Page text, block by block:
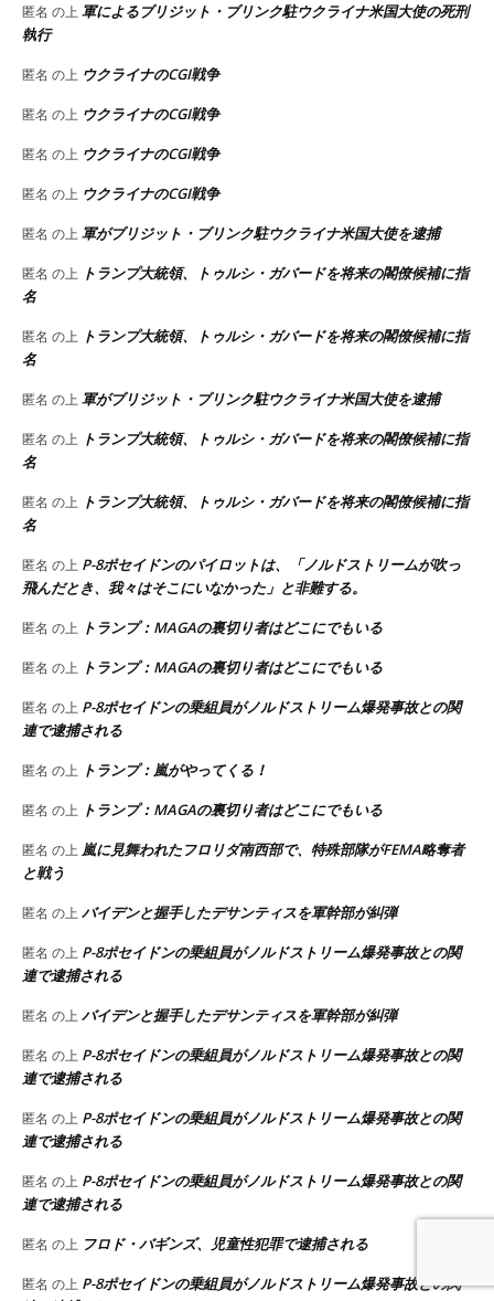
匿名 の上軍によるブリジット・ブリンク駐ウクライナ米国大使の死刑
執行
匿名 の上 ウクライナのCGI戦争
匿名 の上 ウクライナのCGI戦争
匿名 の上 ウクライナのCGI戦争
匿名 の上 ウクライナのCGI戦争
匿名 の上軍がブリジット・ブリンク駐ウクライナ米国大使を逮捕
匿名 の上 トランプ大統領、トゥルシ・ガバードを将来の閣僚候補に指
名
匿名 の上 トランプ大統領、トゥルシ・ガバードを将来の閣僚候補に指
名
匿名 の上軍がブリジット・ブリンク駐ウクライナ米国大使を逮捕
匿名 の上 トランプ大統領、トゥルシ・ガバードを将来の閣僚候補に指
名
匿名 の上 トランプ大統領、トゥルシ・ガバードを将来の閣僚候補に指
名
匿名 の上 P-8ポセイドンのパイロットは、「ノルドストリームが吹っ
飛んだとき、我々はそこにいなかった」と非難する。
匿名 の上 トランプ：MAGAの裏切り者はどこにでもいる
匿名 の上 トランプ：MAGAの裏切り者はどこにでもいる
匿名 の上 P-8ポセイドンの乗組員がノルドストリーム爆発事故との関
連で逮捕される
匿名 の上 トランプ：嵐がやってくる！
匿名 の上 トランプ：MAGAの裏切り者はどこにでもいる
匿名 の上 嵐に見舞われたフロリダ南西部で、特殊部隊がFEMA略奪者
と戦う
匿名 の上バイデンと握手したデサンティスを軍幹部が糾弾
匿名 の上 P-8ポセイドンの乗組員がノルドストリーム爆発事故との関
連で逮捕される
匿名 の上バイデンと握手したデサンティスを軍幹部が糾弾
匿名 の上 P-8ポセイドンの乗組員がノルドストリーム爆発事故との関
連で逮捕される
匿名 の上 P-8ポセイドンの乗組員がノルドストリーム爆発事故との関
連で逮捕される
匿名 の上 P-8ポセイドンの乗組員がノルドストリーム爆発事故との関
連で逮捕される
匿名 の上 フロド・バギンズ、児童性犯罪で逮捕される
匿名 の上 P-8ポセイドンの乗組員がノルドストリーム爆発事故との関